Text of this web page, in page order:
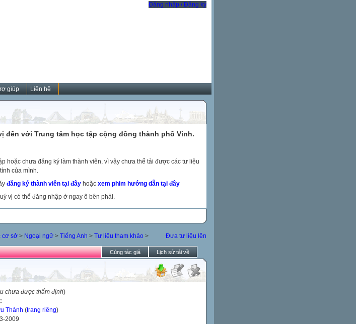
Đăng nhập / Đăng ký
giúp Liên hệ
đến với Trung tâm học tập cộng đồng thành phố Vinh.
hoặc chưa đăng ký làm thành viên, vì vậy chưa thể tải được các tư liệu
của mình.
đăng ký thành viên tại đây hoặc xem phim hướng dẫn tại đây
vị có thể đăng nhập ở ngay ô bên phải.
Đưa tư liệu lên
cơ sở > Ngoại ngữ > Tiếng Anh > Tư liệu tham khảo >
Cùng tác giả Lịch sử tải về
chưa được thẩm định)
Thành (trang riêng)
2009